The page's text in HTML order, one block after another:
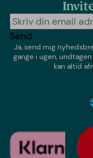
Send
Ja, send mig
gange i ugen,undtagen
kan altid